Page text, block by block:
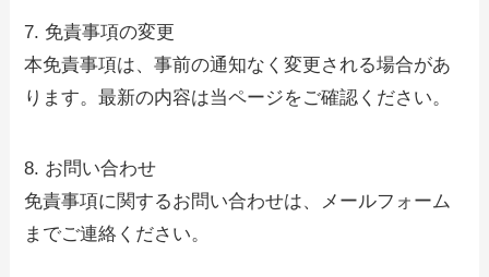
7. 免責事項の変更
本免責事項は、事前の通知なく変更される場合があ
ります。最新の内容は当ページをご確認ください。
8. お問い合わせ
免責事項に関するお問い合わせは、メールフォーム
までご連絡ください。